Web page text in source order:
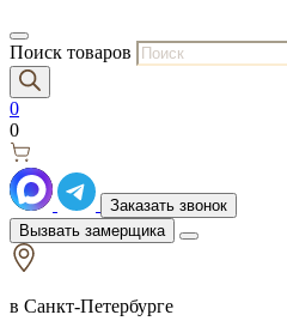
Поиск товаров
0
0
Заказать звонок
Вызвать замерщика
в Санкт-Петербурге